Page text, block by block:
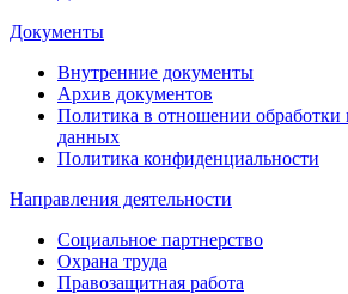
Документы
Внутренние документы
Архив документов
Политика в отношении обработки
данных
Политика конфиденциальности
Направления деятельности
Социальное партнерство
Охрана труда
Правозащитная работа